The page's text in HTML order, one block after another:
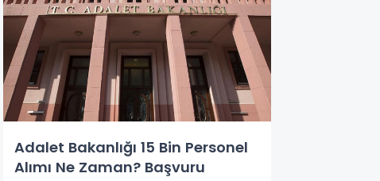
Adalet Bakanlığı 15 Bin Personel
Alımı Ne Zaman? Başvuru